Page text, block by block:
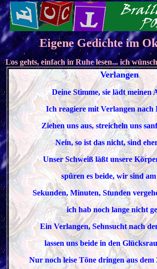
Eigene Gedichte im
Los gehts, einfach in Ruhe lesen... ich
Verlangen
Deine Stimme, sie lädt meinen
Ich reagiere mit Verlangen
Ziehen uns aus, streicheln uns
Nein, so ist das nicht, sind
Unser Schweiß läßt unsere
spüren es beide, wir sind
Sekunden, Minuten, Stunden
ich hab noch lange nicht
Ein Verlangen, Sehnsucht nach
lassen uns beide in den
Nur noch leise Töne dringen aus